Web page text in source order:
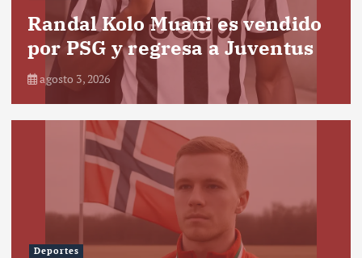
Randal Kolo Muani es vendido
por PSG y regresa a Juventus
agosto 3, 2026
Deportes